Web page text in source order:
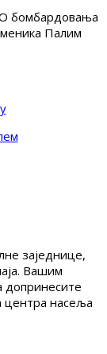
бомбардовања
Палим
заједнице,
Вашим
допринесите
центра насеља